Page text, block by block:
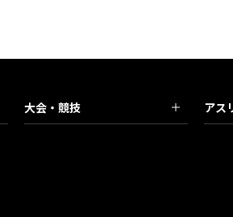
大会・競技 アス